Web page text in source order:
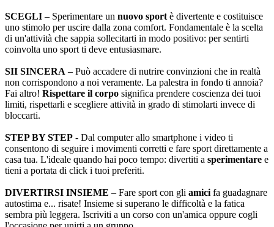
SCEGLI – Sperimentare un nuovo sport è divertente e costituisce
uno stimolo per uscire dalla zona comfort. Fondamentale è la scelta
di un'attività che sappia sollecitarti in modo positivo: per sentirti
coinvolta uno sport ti deve entusiasmare.
SII SINCERA – Può accadere di nutrire convinzioni che in realtà
non corrispondono a noi veramente. La palestra in fondo ti annoia?
Fai altro! Rispettare il corpo significa prendere coscienza dei tuoi
limiti, rispettarli e scegliere attività in grado di stimolarti invece di
bloccarti.
STEP BY STEP - Dal computer allo smartphone i video ti
consentono di seguire i movimenti corretti e fare sport direttamente a
casa tua. L'ideale quando hai poco tempo: divertiti a sperimentare e
tieni a portata di click i tuoi preferiti.
DIVERTIRSI INSIEME – Fare sport con gli amici fa guadagnare
autostima e... risate! Insieme si superano le difficoltà e la fatica
sembra più leggera. Iscriviti a un corso con un'amica oppure cogli